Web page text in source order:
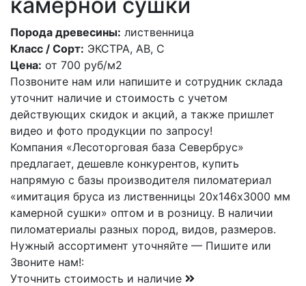
Порода древесины: лиственница
Класс / Сорт: ЭКСТРА, АВ, С
Цена: от 700 руб/м2
Позвоните нам или напишите и сотрудник склада
уточнит наличие и стоимость с учетом
действующих скидок и акций, а также пришлет
видео и фото продукции по запросу!
Компания «Лесоторговая база Севербрус»
предлагает, дешевле конкурентов, купить
напрямую с базы производителя пиломатериал
«имитация бруса из лиственницы 20х146х3000 мм
камерной сушки» оптом и в розницу. В наличии
пиломатериалы разных пород, видов, размеров.
Нужный ассортимент уточняйте — Пишите или
Звоните нам!:
Уточнить стоимость и наличие